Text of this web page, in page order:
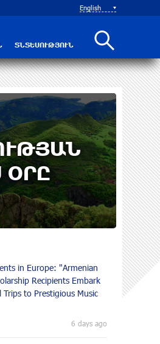
English
ՏՆՏԵՍՈՒԹՅՈՒՆ
ՕՐԸ
in Europe: "Armenian
Recipients Embark
Trips to Prestigious Music
6 days ago